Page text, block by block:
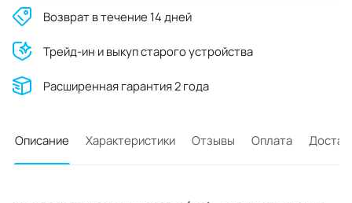
Возврат в течение 14 дней
Трейд-ин и выкуп старого устройства
Расширенная гарантия 2 года
Описание Характеристики Отзывы Оплата